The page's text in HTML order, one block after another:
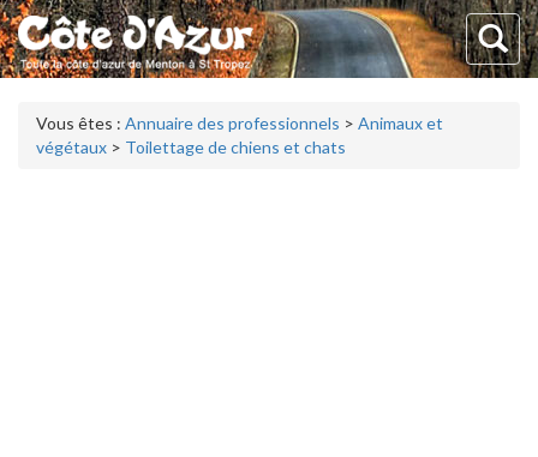
Vous êtes : Annuaire des professionnels > Animaux et
végétaux > Toilettage de chiens et chats